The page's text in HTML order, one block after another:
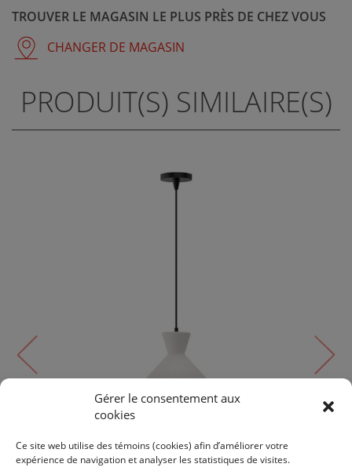
Gérer le consentement aux
cookies
Ce site web utilise des témoins (cookies) afin d’améliorer votre
expérience de navigation et analyser les statistiques de visites.
TROUVER LE MAGASIN LE PLUS PRÈS DE CHEZ VOUS
CHANGER DE MAGASIN
PRODUIT(S) SIMILAIRE(S)
Suspendu